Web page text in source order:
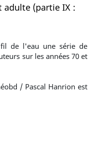
adulte (partie IX :
de l'eau une série de
sur les années 70 et
/ Pascal Hanrion est